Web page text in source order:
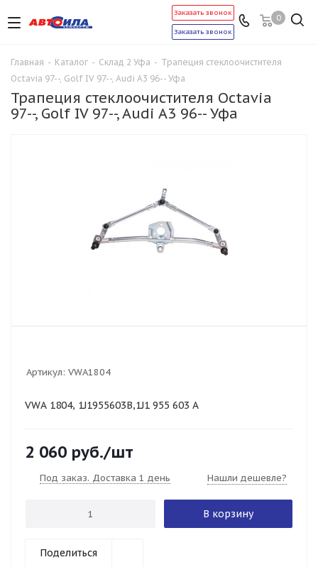
0
Заказать звонок
Заказать звонок
Главная - Каталог - Склад 2 Уфа - Трапеция стеклоочистителя
Octavia 97--, Golf IV 97--, Audi A3 96-- Уфа
Трапеция стеклоочистителя Octavia
97--, Golf IV 97--, Audi A3 96-- Уфа
Артикул: VWA1804
VWA 1804, 1J1955603B,1J1 955 603 A
2 060 руб./шт
Под заказ. Доставка 1 день Нашли дешевле?
В корзину
Поделиться